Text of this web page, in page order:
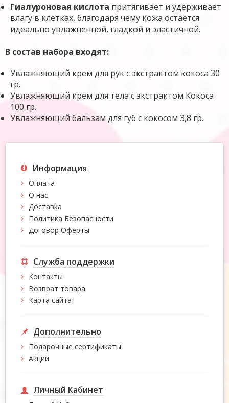
Гиалуроновая кислота притягивает и удерживает
влагу в клетках, благодаря чему кожа остается
идеально увлажненной, гладкой и эластичной.
В состав набора входят:
Увлажняющий крем для рук с экстрактом кокоса 30
гр.
Увлажняющий крем для тела с экстрактом Кокоса
100 гр.
Увлажняющий бальзам для губ с кокосом 3,8 гр.
Информация
Оплата
О нас
Доставка
Политика Безопасности
Договор Оферты
Служба поддержки
Контакты
Возврат товара
Карта сайта
Дополнительно
Подарочные сертификаты
Акции
Личный Кабинет